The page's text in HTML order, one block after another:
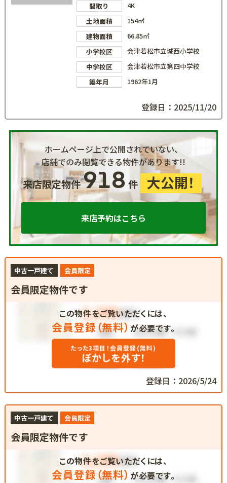
間取り
4K
土地面積
154㎡
建物面積
66.85㎡
小学校区
会津若松市立城西小学校
中学校区
会津若松市立第四中学校
築年月
1962年1月
登録日：2025/11/20
ホームページ上で公開されていない、
店舗でのみ閲覧できる物件があります!!
来店限定物件918 件 大公開！
来店予約はこちら
中古一戸建て 会員限定
会員限定物件です
この物件をご覧いただくには、
会員登録（無料） が必要です。
たった3項目！会員登録(無料)
ぼかしを外す！
登録日：2026/5/24
中古一戸建て 会員限定
会員限定物件です
この物件をご覧いただくには、
会員登録（無料） が必要です。